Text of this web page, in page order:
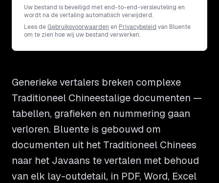
Uw bestand is beveiligd met end-to-end-versleuteling en
wordt na de vertaling automatisch verwijderd.
Lees de Gebruiksvoorwaarden en Privacybeleid van Bluente
om te zien hoe wij uw bestand verwerken.
Generieke vertalers breken complexe
Traditioneel Chineestalige documenten —
tabellen, grafieken en nummering gaan
verloren. Bluente is gebouwd om
documenten uit het Traditioneel Chinees
naar het Javaans te vertalen met behoud
van elk lay-outdetail, in PDF, Word, Excel